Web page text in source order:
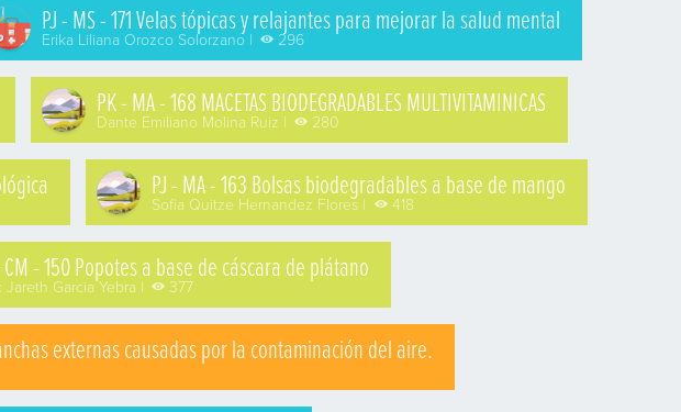
PJ - MS - 171 Velas tópicas y relajantes para mejorar la salud mental
Erika Liliana Orozco Solorzano | 296
PK - MA - 168 MACETAS BIODEGRADABLES MULTIVITAMINICAS
Dante Emiliano Molina Ruiz | 280
PJ - MA - 163 Bolsas biodegradables a base de mango
Sofia Quitze Hernandez Flores | 418
CM - 150 Popotes a base de cáscara de plátano
Jareth Garcia Yebra | 377
externas causadas por la contaminación del aire.